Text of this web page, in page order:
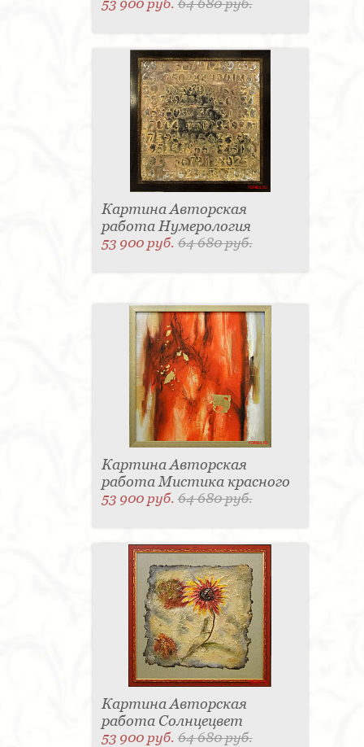
53 900 руб.64 680 руб.
Картина Авторская
работа Нумерология
53 900 руб.64 680 руб.
Картина Авторская
работа Мистика красного
53 900 руб.64 680 руб.
Картина Авторская
работа Солнцецвет
53 900 руб.64 680 руб.